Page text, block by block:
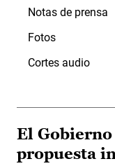
Notas de prensa
Fotos
Cortes audio
El
propuesta